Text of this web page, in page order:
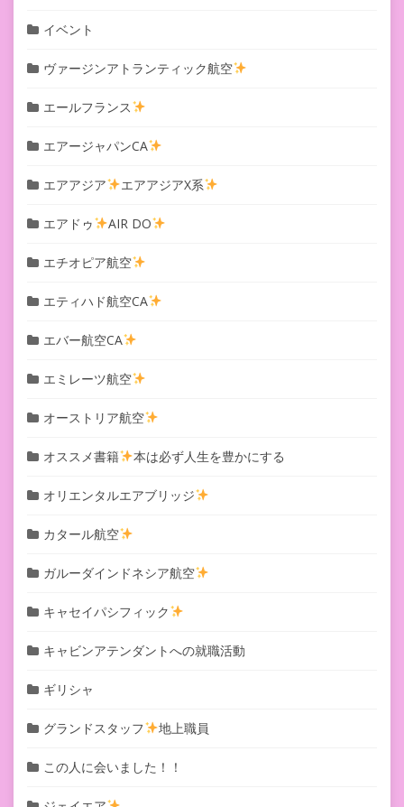
イベント
ヴァージンアトランティック航空
エールフランス
エアージャパンCA
エアアジア エアアジアX系
エアドゥ AIR DO
エチオピア航空
エティハド航空CA
エバー航空CA
エミレーツ航空
オーストリア航空
オススメ書籍 本は必ず人生を豊かにする
オリエンタルエアブリッジ
カタール航空
ガルーダインドネシア航空
キャセイパシフィック
キャビンアテンダントへの就職活動
ギリシャ
グランドスタッフ 地上職員
この人に会いました！！